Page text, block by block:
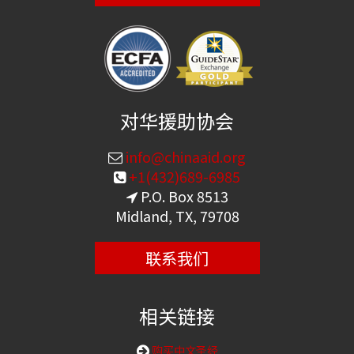
对华援助协会
info@chinaaid.org
+1(432)689-6985
P.O. Box 8513
Midland, TX, 79708
联系我们
相关链接
购买中文圣经